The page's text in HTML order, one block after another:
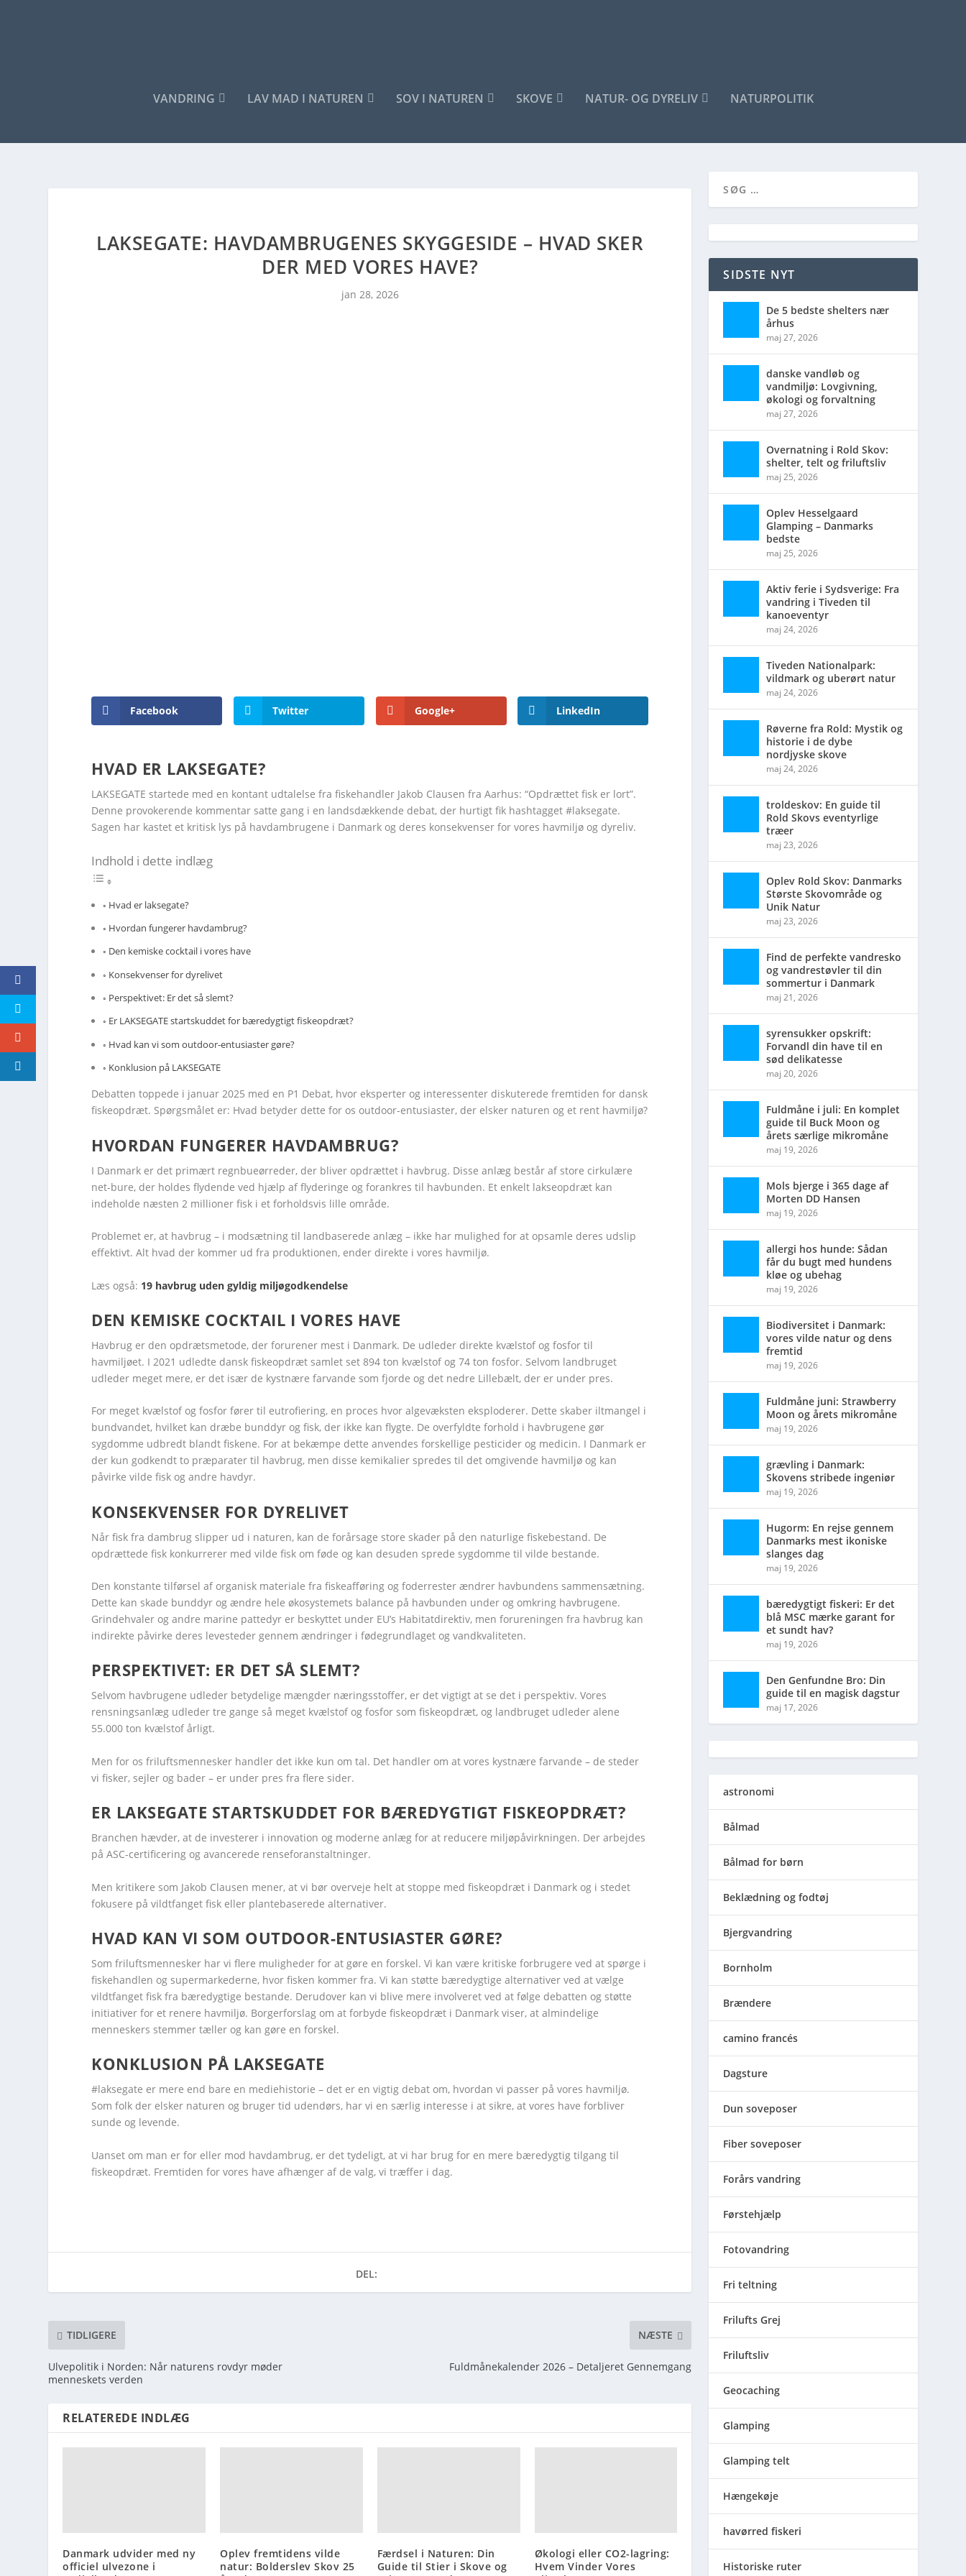
VANDRING LAV MAD I NATUREN SOV I NATUREN SKOVE NATUR- OG DYRELIV NATURPOLITIK
LAKSEGATE: HAVDAMBRUGENES SKYGGESIDE – HVAD SKER
DER MED VORES HAVE?
jan 28, 2026
Facebook Twitter Google+ LinkedIn
HVAD ER LAKSEGATE?
LAKSEGATE startede med en kontant udtalelse fra fiskehandler Jakob Clausen fra Aarhus: “Opdrættet fisk er lort”.
Denne provokerende kommentar satte gang i en landsdækkende debat, der hurtigt fik hashtagget #laksegate.
Sagen har kastet et kritisk lys på havdambrugene i Danmark og deres konsekvenser for vores havmiljø og dyreliv.
Indhold i dette indlæg
Hvad er laksegate?
Hvordan fungerer havdambrug?
Den kemiske cocktail i vores have
Konsekvenser for dyrelivet
Perspektivet: Er det så slemt?
Er LAKSEGATE startskuddet for bæredygtigt fiskeopdræt?
Hvad kan vi som outdoor-entusiaster gøre?
Konklusion på LAKSEGATE
Debatten toppede i januar 2025 med en P1 Debat, hvor eksperter og interessenter diskuterede fremtiden for dansk
fiskeopdræt. Spørgsmålet er: Hvad betyder dette for os outdoor-entusiaster, der elsker naturen og et rent havmiljø?
HVORDAN FUNGERER HAVDAMBRUG?
I Danmark er det primært regnbueørreder, der bliver opdrættet i havbrug. Disse anlæg består af store cirkulære
net-bure, der holdes flydende ved hjælp af flyderinge og forankres til havbunden. Et enkelt lakseopdræt kan
indeholde næsten 2 millioner fisk i et forholdsvis lille område.
Problemet er, at havbrug – i modsætning til landbaserede anlæg – ikke har mulighed for at opsamle deres udslip
effektivt. Alt hvad der kommer ud fra produktionen, ender direkte i vores havmiljø.
Læs også: 19 havbrug uden gyldig miljøgodkendelse
DEN KEMISKE COCKTAIL I VORES HAVE
Havbrug er den opdrætsmetode, der forurener mest i Danmark. De udleder direkte kvælstof og fosfor til
havmiljøet. I 2021 udledte dansk fiskeopdræt samlet set 894 ton kvælstof og 74 ton fosfor. Selvom landbruget
udleder meget mere, er det især de kystnære farvande som fjorde og det nedre Lillebælt, der er under pres.
For meget kvælstof og fosfor fører til eutrofiering, en proces hvor algevæksten eksploderer. Dette skaber iltmangel i
bundvandet, hvilket kan dræbe bunddyr og fisk, der ikke kan flygte. De overfyldte forhold i havbrugene gør
sygdomme udbredt blandt fiskene. For at bekæmpe dette anvendes forskellige pesticider og medicin. I Danmark er
der kun godkendt to præparater til havbrug, men disse kemikalier spredes til det omgivende havmiljø og kan
påvirke vilde fisk og andre havdyr.
KONSEKVENSER FOR DYRELIVET
Når fisk fra dambrug slipper ud i naturen, kan de forårsage store skader på den naturlige fiskebestand. De
opdrættede fisk konkurrerer med vilde fisk om føde og kan desuden sprede sygdomme til vilde bestande.
Den konstante tilførsel af organisk materiale fra fiskeafføring og foderrester ændrer havbundens sammensætning.
Dette kan skade bunddyr og ændre hele økosystemets balance på havbunden under og omkring havbrugene.
Grindehvaler og andre marine pattedyr er beskyttet under EU’s Habitatdirektiv, men forureningen fra havbrug kan
indirekte påvirke deres levesteder gennem ændringer i fødegrundlaget og vandkvaliteten.
PERSPEKTIVET: ER DET SÅ SLEMT?
Selvom havbrugene udleder betydelige mængder næringsstoffer, er det vigtigt at se det i perspektiv. Vores
rensningsanlæg udleder tre gange så meget kvælstof og fosfor som fiskeopdræt, og landbruget udleder alene
55.000 ton kvælstof årligt.
Men for os friluftsmennesker handler det ikke kun om tal. Det handler om at vores kystnære farvande – de steder
vi fisker, sejler og bader – er under pres fra flere sider.
ER LAKSEGATE STARTSKUDDET FOR BÆREDYGTIGT FISKEOPDRÆT?
Branchen hævder, at de investerer i innovation og moderne anlæg for at reducere miljøpåvirkningen. Der arbejdes
på ASC-certificering og avancerede renseforanstaltninger.
Men kritikere som Jakob Clausen mener, at vi bør overveje helt at stoppe med fiskeopdræt i Danmark og i stedet
fokusere på vildtfanget fisk eller plantebaserede alternativer.
HVAD KAN VI SOM OUTDOOR-ENTUSIASTER GØRE?
Som friluftsmennesker har vi flere muligheder for at gøre en forskel. Vi kan være kritiske forbrugere ved at spørge i
fiskehandlen og supermarkederne, hvor fisken kommer fra. Vi kan støtte bæredygtige alternativer ved at vælge
vildtfanget fisk fra bæredygtige bestande. Derudover kan vi blive mere involveret ved at følge debatten og støtte
initiativer for et renere havmiljø. Borgerforslag om at forbyde fiskeopdræt i Danmark viser, at almindelige
menneskers stemmer tæller og kan gøre en forskel.
KONKLUSION PÅ LAKSEGATE
#laksegate er mere end bare en mediehistorie – det er en vigtig debat om, hvordan vi passer på vores havmiljø.
Som folk der elsker naturen og bruger tid udendørs, har vi en særlig interesse i at sikre, at vores have forbliver
sunde og levende.
Uanset om man er for eller mod havdambrug, er det tydeligt, at vi har brug for en mere bæredygtig tilgang til
fiskeopdræt. Fremtiden for vores have afhænger af de valg, vi træffer i dag.
DEL:
TIDLIGERE
Ulvepolitik i Norden: Når naturens rovdyr møder
menneskets verden
NÆSTE
Fuldmånekalender 2026 – Detaljeret Gennemgang
RELATEREDE INDLÆG
Danmark udvider med ny
officiel ulvezone i
Oplev fremtidens vilde
natur: Bolderslev Skov 25
Færdsel i Naturen: Din
Guide til Stier i Skove og
Økologi eller CO2-lagring:
Hvem Vinder Vores
SIDSTE NYT
De 5 bedste shelters nær
århus
maj 27, 2026
danske vandløb og
vandmiljø: Lovgivning,
økologi og forvaltning
maj 27, 2026
Overnatning i Rold Skov:
shelter, telt og friluftsliv
maj 25, 2026
Oplev Hesselgaard
Glamping – Danmarks
bedste
maj 25, 2026
Aktiv ferie i Sydsverige: Fra
vandring i Tiveden til
kanoeventyr
maj 24, 2026
Tiveden Nationalpark:
vildmark og uberørt natur
maj 24, 2026
Røverne fra Rold: Mystik og
historie i de dybe
nordjyske skove
maj 24, 2026
troldeskov: En guide til
Rold Skovs eventyrlige
træer
maj 23, 2026
Oplev Rold Skov: Danmarks
Største Skovområde og
Unik Natur
maj 23, 2026
Find de perfekte vandresko
og vandrestøvler til din
sommertur i Danmark
maj 21, 2026
syrensukker opskrift:
Forvandl din have til en
sød delikatesse
maj 20, 2026
Fuldmåne i juli: En komplet
guide til Buck Moon og
årets særlige mikromåne
maj 19, 2026
Mols bjerge i 365 dage af
Morten DD Hansen
maj 19, 2026
allergi hos hunde: Sådan
får du bugt med hundens
kløe og ubehag
maj 19, 2026
Biodiversitet i Danmark:
vores vilde natur og dens
fremtid
maj 19, 2026
Fuldmåne juni: Strawberry
Moon og årets mikromåne
maj 19, 2026
grævling i Danmark:
Skovens stribede ingeniør
maj 19, 2026
Hugorm: En rejse gennem
Danmarks mest ikoniske
slanges dag
maj 19, 2026
bæredygtigt fiskeri: Er det
blå MSC mærke garant for
et sundt hav?
maj 19, 2026
Den Genfundne Bro: Din
guide til en magisk dagstur
maj 17, 2026
astronomi
Bålmad
Bålmad for børn
Beklædning og fodtøj
Bjergvandring
Bornholm
Brændere
camino francés
Dagsture
Dun soveposer
Fiber soveposer
Forårs vandring
Førstehjælp
Fotovandring
Fri teltning
Frilufts Grej
Friluftsliv
Geocaching
Glamping
Glamping telt
Hængekøje
havørred fiskeri
Historiske ruter